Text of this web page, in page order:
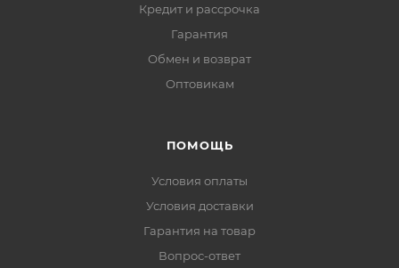
Кредит и рассрочка
Гарантия
Обмен и возврат
Оптовикам
ПОМОЩЬ
Условия оплаты
Условия доставки
Гарантия на товар
Вопрос-ответ